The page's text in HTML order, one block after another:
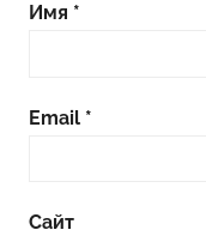
Имя *
Email *
Сайт